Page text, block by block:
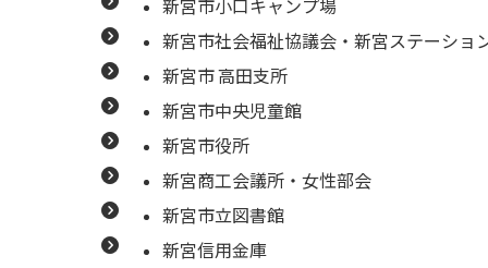
新宮市小口キャンプ場
新宮市社会福祉協議会・新宮ステーショ
新宮市 高田支所
新宮市中央児童館
新宮市役所
新宮商工会議所・女性部会
新宮市立図書館
新宮信用金庫